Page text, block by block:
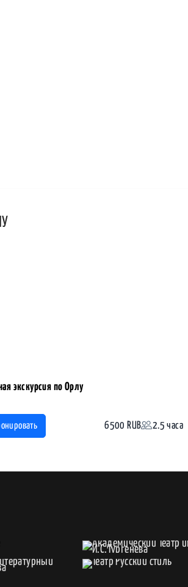
экскурсия по Орлу
6500 RUB 2.5 часа